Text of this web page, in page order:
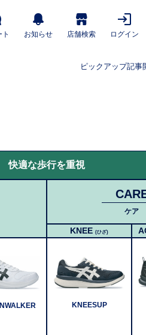
お知らせ 店舗検索 ログイン
ピックアップ記事
快適な歩行を重視
ケア
KNEE (ひざ)
KNEESUP